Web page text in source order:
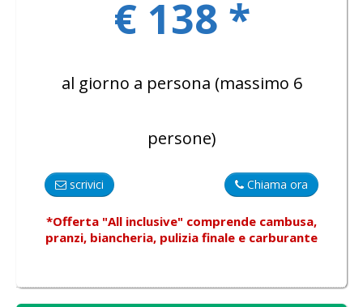
€ 138 *
al giorno a persona (massimo 6
persone)
Chiama ora
scrivici
*Offerta "All inclusive" comprende cambusa,
pranzi, biancheria, pulizia finale e carburante